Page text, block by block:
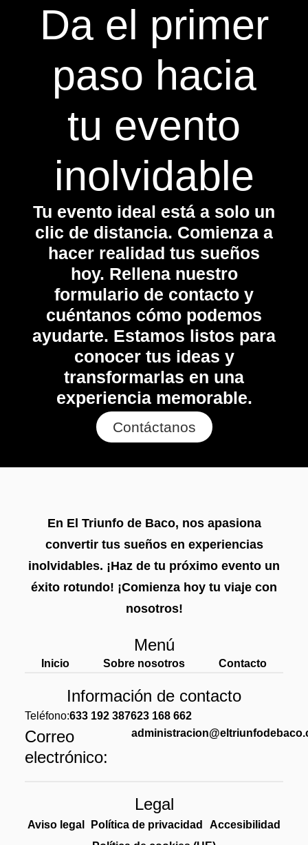
Da el primer
paso hacia
tu evento
inolvidable
Tu evento ideal está a solo un
clic de distancia. Comienza a
hacer realidad tus sueños
hoy. Rellena nuestro
formulario de contacto y
cuéntanos cómo podemos
ayudarte. Estamos listos para
conocer tus ideas y
transformarlas en una
experiencia memorable.
Contáctanos
En El Triunfo de Baco, nos apasiona
convertir tus sueños en experiencias
inolvidables. ¡Haz de tu próximo evento un
éxito rotundo! ¡Comienza hoy tu viaje con
nosotros!
Menú
Inicio Sobre nosotros Contacto
Información de contacto
Teléfono:633 192 387623 168 662
Correo
electrónico:
Legal
Aviso legal Política de privacidad
Accesibilidad